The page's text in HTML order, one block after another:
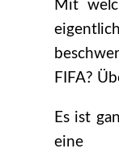
Mit
FIFA?
Es ist
eine